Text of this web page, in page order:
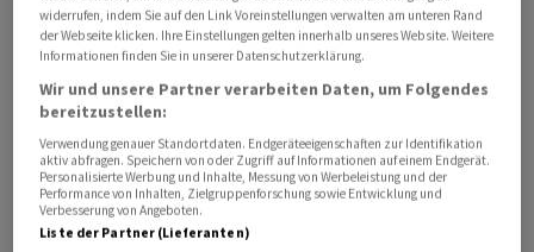
Schlussquartal deutlich anziehen, schrieb der Experte.
David Adlington von der Bank JPMorgan erläuterte in
einer ersten Reaktion, das bereinigte operative
Ergebnis habe die Erwartungen verfehlt, wohingegen
der Gewinn je Aktie lediglich dank einer niedrigen
Steuerquote positiv überrascht habe. Angesichts
dessen sei die bekräftigte Konzernprognose wohl von
geringer Qualität.
widerrufen, indem Sie auf den Link Voreinstellungen verwalten am unteren Rand
der Webseite klicken. Ihre Einstellungen gelten innerhalb unseres Website. Weitere
Informationen finden Sie in unserer Datenschutzerklärung.
Wir und unsere Partner verarbeiten Daten, um Folgendes
bereitzustellen:
Verwendung genauer Standortdaten. Endgeräteeigenschaften zur Identifikation
aktiv abfragen. Speichern von oder Zugriff auf Informationen auf einem Endgerät.
Personalisierte Werbung und Inhalte, Messung von Werbeleistung und der
Performance von Inhalten, Zielgruppenforschung sowie Entwicklung und
Verbesserung von Angeboten.
Liste der Partner (Lieferanten)